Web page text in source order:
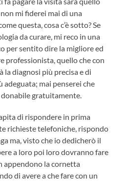
mi fiderei mai di una
questa, cosa c’è sotto? Se
da curare, mi reco in una
per sentito dire la migliore ed
professionista, quello che con
la diagnosi più precisa e di
adeguata; mai penserei che
gratuitamente.
di rispondere in prima
richieste telefoniche, rispondo
ma, visto che io dedicherò il
a loro poi loro dovranno fare
appendono la cornetta
di avere a che fare con un